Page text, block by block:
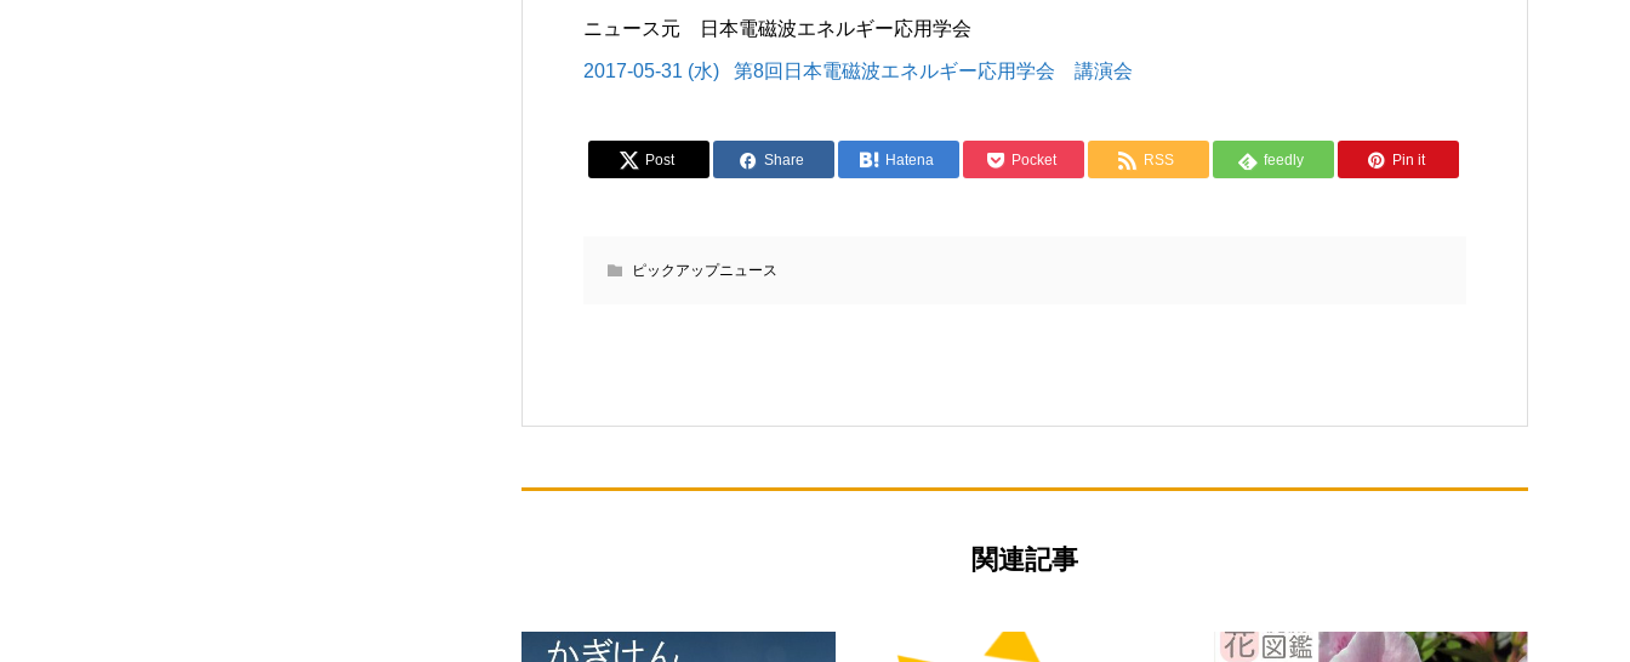
ニュース元 日本電磁波エネルギー応用学会
2017-05-31 (水) 第8回日本電磁波エネルギー応用学会 講演会
Post Share Hatena Pocket RSS feedly Pin it
ピックアップニュース
関連記事